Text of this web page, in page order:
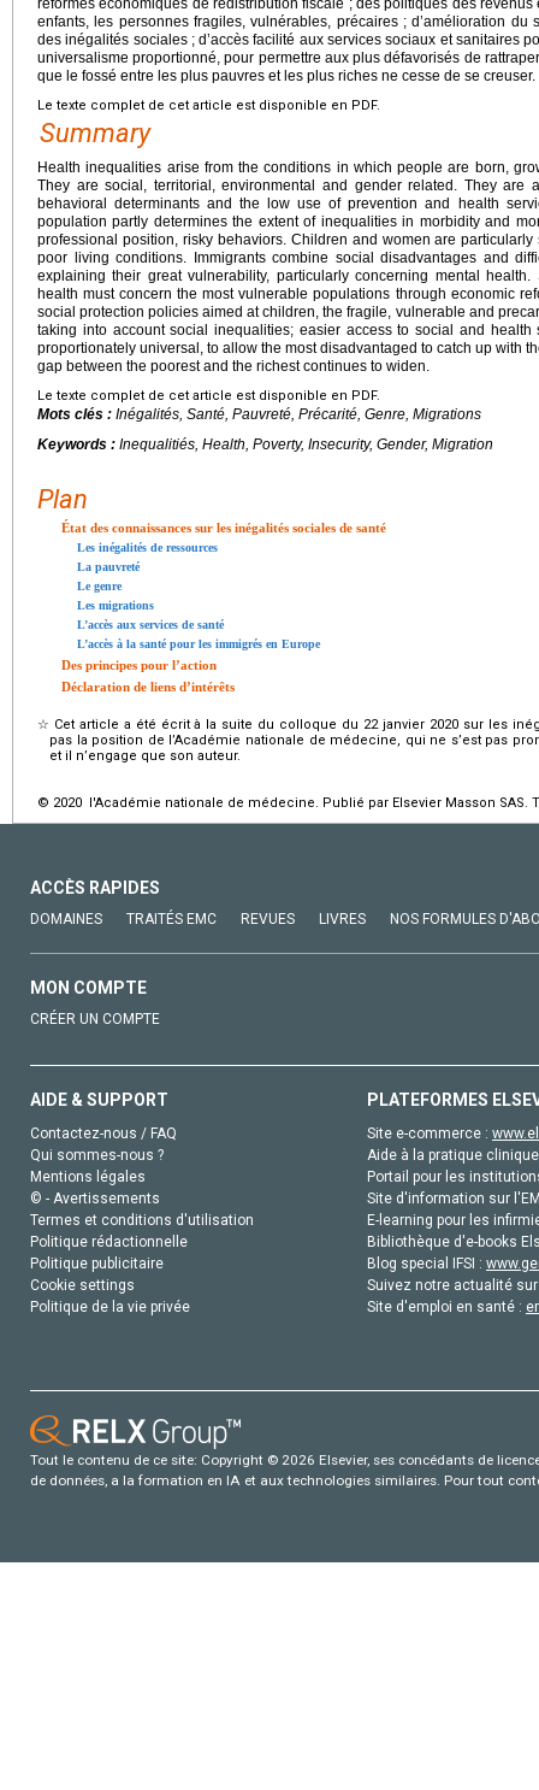
enfants, les personnes fragiles, vulnérables, précaires ; d’amélioration
des inégalités sociales ; d’accès facilité aux services sociaux et sanitaires
universalisme proportionné, pour permettre aux plus défavorisés de
que le fossé entre les plus pauvres et les plus riches ne cesse de se creuser.
Le texte complet de cet article est disponible en PDF.
Summary
Health inequalities arise from the conditions in which people are born,
They are social, territorial, environmental and gender related. They are
behavioral determinants and the low use of prevention and health
population partly determines the extent of inequalities in morbidity and
professional position, risky behaviors. Children and women are
poor living conditions. Immigrants combine social disadvantages and
explaining their great vulnerability, particularly concerning mental
health must concern the most vulnerable populations through economic
social protection policies aimed at children, the fragile, vulnerable and
taking into account social inequalities; easier access to social and
proportionately universal, to allow the most disadvantaged to catch up with
gap between the poorest and the richest continues to widen.
Le texte complet de cet article est disponible en PDF.
Mots clés : Inégalités, Santé, Pauvreté, Précarité, Genre, Migrations
Keywords : Inequalitiés, Health, Poverty, Insecurity, Gender, Migration
Plan
État des connaissances sur les inégalités sociales de santé
Les inégalités de ressources
La pauvreté
Le genre
Les migrations
L’accès aux services de santé
L’accès à la santé pour les immigrés en Europe
Des principes pour l’action
Déclaration de liens d’intérêts
☆ Cet article a été écrit à la suite du colloque du 22 janvier 2020 sur les
pas la position de l’Académie nationale de médecine, qui ne s’est pas
et il n’engage que son auteur.
© 2020 l'Académie nationale de médecine. Publié par Elsevier Masson SAS.
ACCÈS RAPIDES
DOMAINES TRAITÉS EMC REVUES LIVRES NOS FORMULES
MON COMPTE
CRÉER UN COMPTE
AIDE & SUPPORT
Contactez-nous / FAQ
Qui sommes-nous ?
Mentions légales
© - Avertissements
Termes et conditions d'utilisation
Politique rédactionnelle
Politique publicitaire
Cookie settings
Politique de la vie privée
PLATEFORMES
Site e-commerce :
Aide à la pratique
Portail pour les
Site d'information sur
E-learning pour les
Bibliothèque d'e-books
Blog special IFSI :
Suivez notre actualité
Site d'emploi en santé :
Tout le contenu de ce site: Copyright © 2026 Elsevier, ses concédants de
de données, a la formation en IA et aux technologies similaires. Pour tout